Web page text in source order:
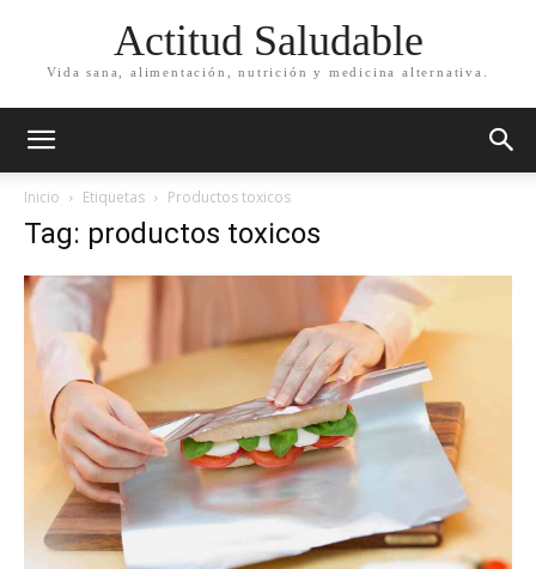
Actitud Saludable
Vida sana, alimentación, nutrición y medicina alternativa.
Inicio Etiquetas Productos toxicos
Tag: productos toxicos